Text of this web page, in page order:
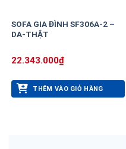
SOFA GIA ĐÌNH SF306A-2 –
DA-THẬT
22.343.000₫
THÊM VÀO GIỎ HÀNG